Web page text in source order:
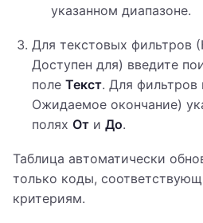
указанном диапазоне.
Для текстовых фильтров
Доступен для) введите
поле Текст. Для фильтров
Ожидаемое окончание)
полях От и До.
Таблица автоматически
только коды,
критериям.